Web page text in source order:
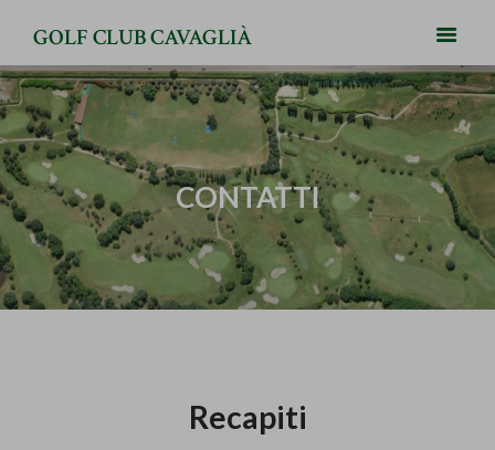
GOLF CLUB CAVAGLIÀ
CONTATTI
Recapiti